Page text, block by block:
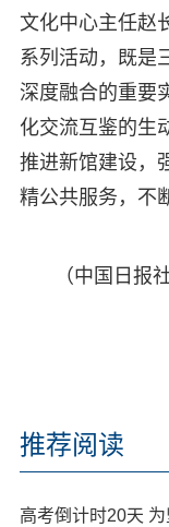
文化中心主任赵
系列活动，既是
深度融合的重要
化交流互鉴的生
推进新馆建设，
精公共服务，不
（中国日报
推荐阅读
高考倒计时20天